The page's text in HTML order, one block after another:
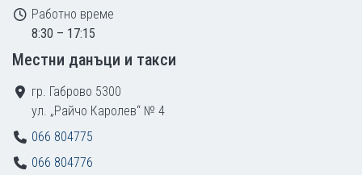
Работно време
8:30 – 17:15
Местни данъци и такси
гр. Габрово 5300
ул. „Райчо Каролев“ № 4
066 804775
066 804776